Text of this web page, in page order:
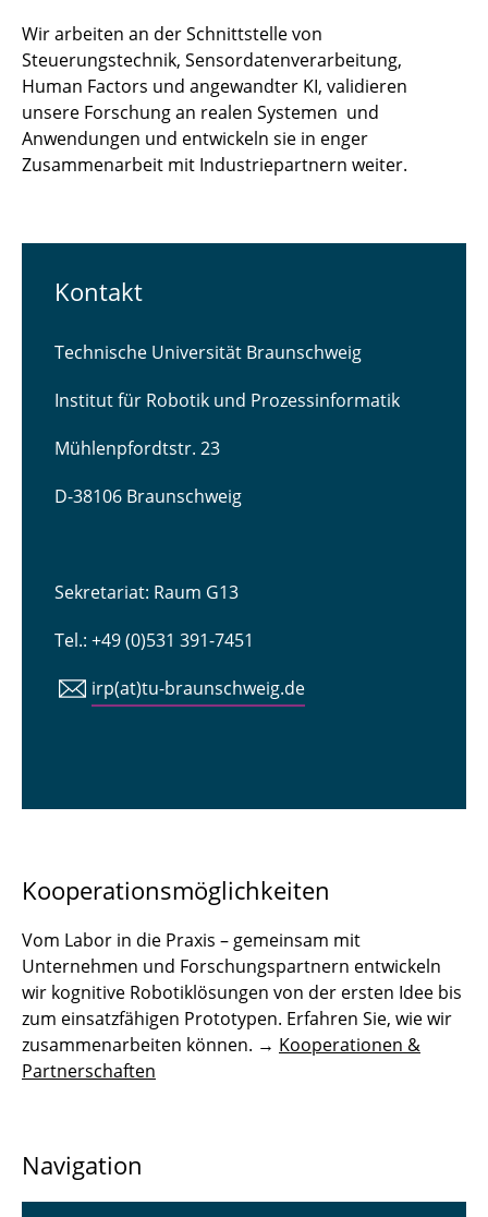
Wir arbeiten an der Schnittstelle von
Steuerungstechnik, Sensordatenverarbeitung,
Human Factors und angewandter KI, validieren
unsere Forschung an realen Systemen und
Anwendungen und entwickeln sie in enger
Zusammenarbeit mit Industriepartnern weiter.
Kontakt
Technische Universität Braunschweig
Institut für Robotik und Prozessinformatik
Mühlenpfordtstr. 23
D-38106 Braunschweig
Sekretariat: Raum G13
Tel.: +49 (0)531 391-7451
irp(at)tu-braunschweig.de
Kooperationsmöglichkeiten
Vom Labor in die Praxis – gemeinsam mit
Unternehmen und Forschungspartnern entwickeln
wir kognitive Robotiklösungen von der ersten Idee bis
zum einsatzfähigen Prototypen. Erfahren Sie, wie wir
zusammenarbeiten können. → Kooperationen &
Partnerschaften
Navigation